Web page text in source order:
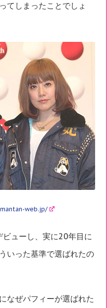
てしまったことでしょ
web.jp/
ューし、実に20年目に
いった基準で選ばれたの
なぜパフィーが選ばれた